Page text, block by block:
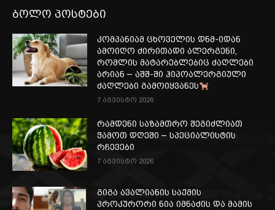
ბოლო პოსტები
კომპანიამ ცხოველის დნმ-იდან
ამოიღო ძირითადი ალერგენი,
რომლის მატარებლებიც ძაღლები
არიან – აშშ-ში ჰიპოალერგიული
ძაღლები გამოიყვანეს
7 აგვისტო 2026
რამდენი საზამთრო შეგიძლიათ
ჭამოთ დღეში – სპეციალისტის
რჩევები
7 აგვისტო 2026
გიგა ავალიანის საქმის
პროკურორი ნია იმნაძის და მამის